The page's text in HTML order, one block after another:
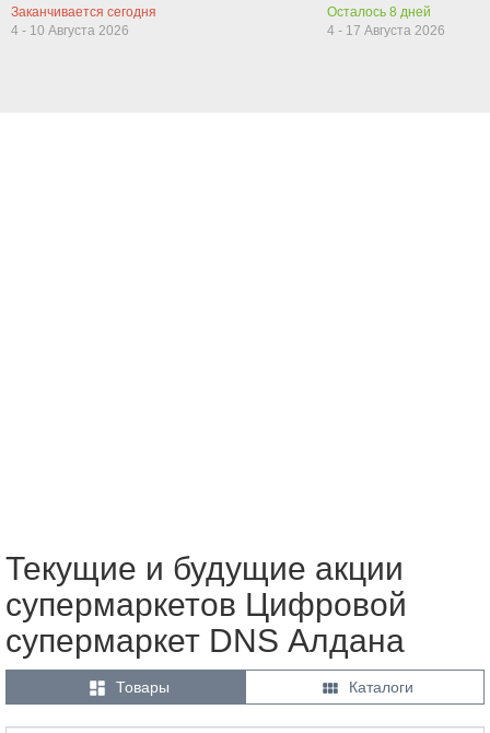
Заканчивается сегодня
4 - 10 Августа 2026
Осталось 8 дней
4 - 17 Августа 2026
Текущие и будущие акции
супермаркетов Цифровой
супермаркет DNS Алдана
 Товары  Каталоги